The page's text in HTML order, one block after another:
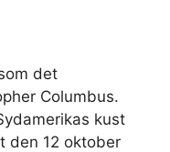
det
Columbus.
kust
den 12 oktober